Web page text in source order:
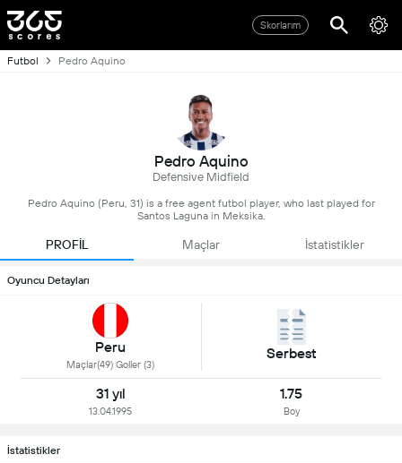
Skorlarım
Futbol Pedro Aquino
Pedro Aquino
Defensive Midfield
Pedro Aquino (Peru, 31) is a free agent futbol player, who last played for
Santos Laguna in Meksika.
PROFİL Maçlar İstatistikler
Oyuncu Detayları
Peru
Maçlar(49) Goller (3)
Serbest
31 yıl
13.04.1995
1.75
Boy
İstatistikler